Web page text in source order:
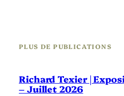
PLUS DE PUBLICATIONS
Richard Texier |
– Juillet 2026